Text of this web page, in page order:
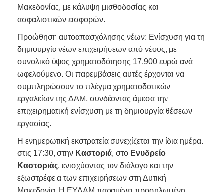
Μακεδονίας, με κάλυψη μισθοδοσίας και
ασφαλιστικών εισφορών.
Προώθηση αυτοαπασχόλησης νέων: Ενίσχυση για τη
δημιουργία νέων επιχειρήσεων από νέους, με
συνολικό ύψος χρηματοδότησης 17.900 ευρώ ανά
ωφελούμενο. Οι παρεμβάσεις αυτές έρχονται να
συμπληρώσουν το πλέγμα χρηματοδοτικών
εργαλείων της ΔΑΜ, συνδέοντας άμεσα την
επιχειρηματική ενίσχυση με τη δημιουργία θέσεων
εργασίας.
Η ενημερωτική εκστρατεία συνεχίζεται την ίδια ημέρα,
στις 17:30, στην Καστοριά, στο Ενυδρείο
Καστοριάς, ενισχύοντας τον διάλογο και την
εξωστρέφεια των επιχειρήσεων στη Δυτική